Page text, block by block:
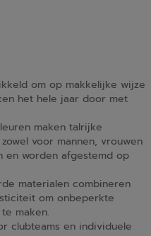
om op makkelijke wijze
het hele jaar door met
maken talrijke
voor mannen, vrouwen
en worden afgestemd op
materialen combineren
om onbeperkte
maken.
clubteams en individuele